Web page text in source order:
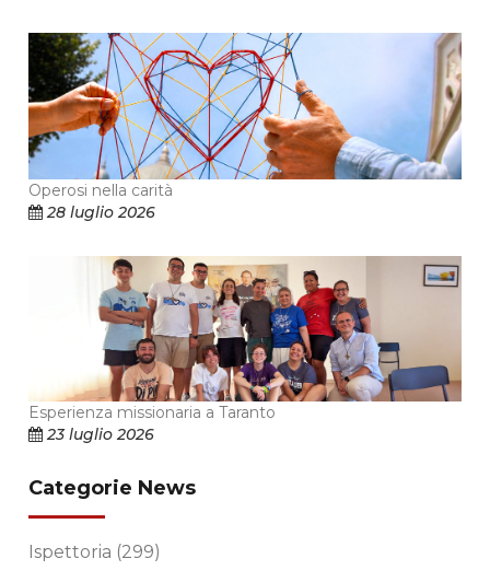
Operosi nella carità
28 luglio 2026
Esperienza missionaria a Taranto
23 luglio 2026
Categorie News
Ispettoria (299)